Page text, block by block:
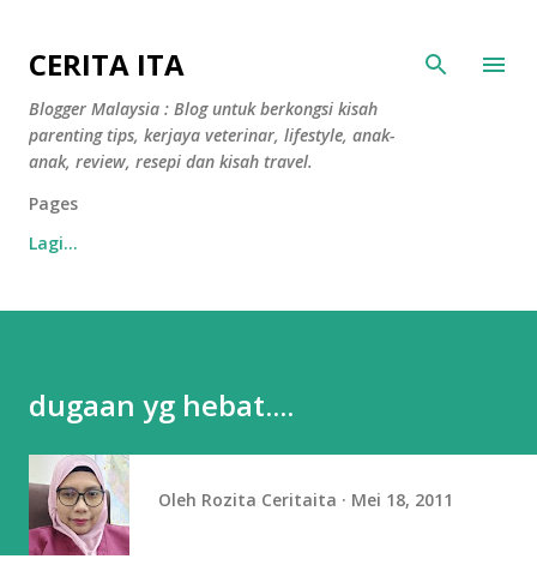
CERITA ITA
Blogger Malaysia : Blog untuk berkongsi kisah
parenting tips, kerjaya veterinar, lifestyle, anak-
anak, review, resepi dan kisah travel.
Pages
Lagi…
dugaan yg hebat....
Oleh Rozita Ceritaita Mei 18, 2011